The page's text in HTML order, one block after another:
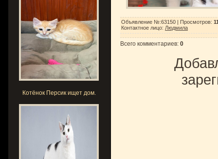
Котёнок Персик ищет дом.
Объявление №:63150 | Просмотров:
Контактное лицо: Людмила
Всего комментариев: 0